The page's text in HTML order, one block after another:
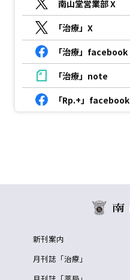
南山堂営業部 X
「治療」X
「治療」facebook
「治療」note
「Rp.+」facebook
新刊案内
月刊誌「治療」